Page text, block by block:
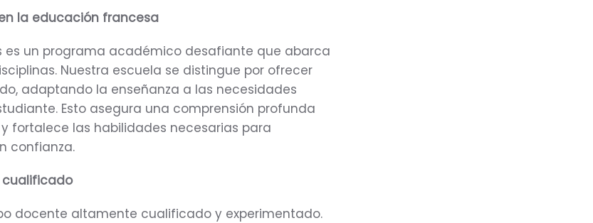
la educación francesa
es un programa académico desafiante que abarca
Nuestra escuela se distingue por ofrecer
adaptando la enseñanza a las necesidades
Esto asegura una comprensión profunda
fortalece las habilidades necesarias para
confianza.
docente altamente cualificado y experimentado.